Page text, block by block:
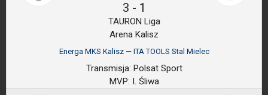
3 - 1
TAURON Liga
Arena Kalisz
Energa MKS Kalisz — ITA TOOLS Stal Mielec
Transmisja: Polsat Sport
MVP: I. Śliwa